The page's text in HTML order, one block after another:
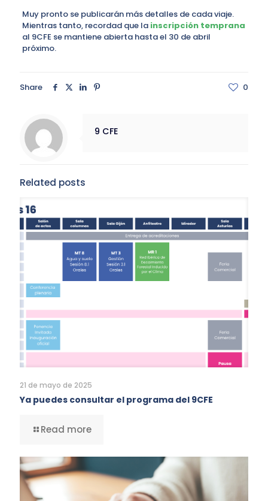
Muy pronto se publicarán más detalles de cada viaje.
Mientras tanto, recordad que la inscripción temprana
al 9CFE se mantiene abierta hasta el 30 de abril
próximo.
Share 0
9 CFE
Related posts
21 de mayo de 2025
Ya puedes consultar el programa del 9CFE
Read more